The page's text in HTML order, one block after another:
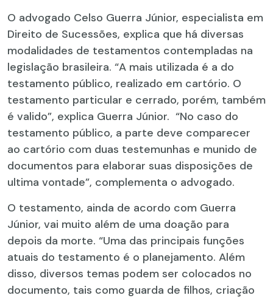
O advogado Celso Guerra Júnior, especialista em
Direito de Sucessões, explica que há diversas
modalidades de testamentos contempladas na
legislação brasileira. “A mais utilizada é a do
testamento público, realizado em cartório. O
testamento particular e cerrado, porém, também
é valido”, explica Guerra Júnior. “No caso do
testamento público, a parte deve comparecer
ao cartório com duas testemunhas e munido de
documentos para elaborar suas disposições de
ultima vontade”, complementa o advogado.
O testamento, ainda de acordo com Guerra
Júnior, vai muito além de uma doação para
depois da morte. “Uma das principais funções
atuais do testamento é o planejamento. Além
disso, diversos temas podem ser colocados no
documento, tais como guarda de filhos, criação